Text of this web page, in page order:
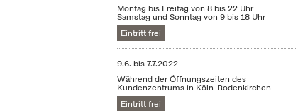
Montag bis Freitag von 8 bis 22 Uhr
Samstag und Sonntag von 9 bis 18 Uhr
Eintritt frei
9.6. bis7.7.2022
Während der Öffnungszeiten des
Kundenzentrums in Köln-Rodenkirchen
Eintritt frei